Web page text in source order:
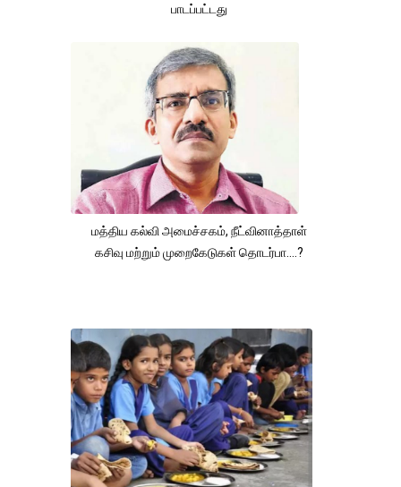
பாடப்பட்டது
மத்திய கல்வி அமைச்சகம், நீட்வினாத்தாள்
கசிவு மற்றும் முறைகேடுகள் தொடர்பா....?